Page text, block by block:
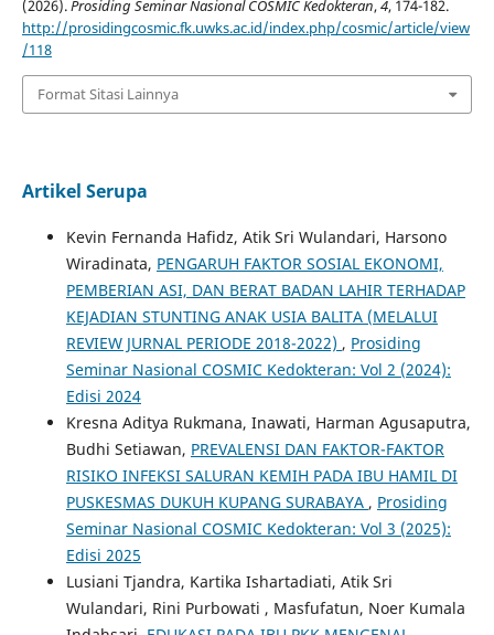
(2026).Prosiding Seminar Nasional COSMIC Kedokteran,4, 174-182.
http://prosidingcosmic.fk.uwks.ac.id/index.php/cosmic/article/view
/118
Format Sitasi Lainnya
Artikel Serupa
Kevin Fernanda Hafidz, Atik Sri Wulandari, Harsono
Wiradinata, PENGARUH FAKTOR SOSIAL EKONOMI,
PEMBERIAN ASI, DAN BERAT BADAN LAHIR TERHADAP
KEJADIAN STUNTING ANAK USIA BALITA (MELALUI
REVIEW JURNAL PERIODE 2018-2022) , Prosiding
Seminar Nasional COSMIC Kedokteran: Vol 2 (2024):
Edisi 2024
Kresna Aditya Rukmana, Inawati, Harman Agusaputra,
Budhi Setiawan, PREVALENSI DAN FAKTOR-FAKTOR
RISIKO INFEKSI SALURAN KEMIH PADA IBU HAMIL DI
PUSKESMAS DUKUH KUPANG SURABAYA , Prosiding
Seminar Nasional COSMIC Kedokteran: Vol 3 (2025):
Edisi 2025
Lusiani Tjandra, Kartika Ishartadiati, Atik Sri
Wulandari, Rini Purbowati , Masfufatun, Noer Kumala